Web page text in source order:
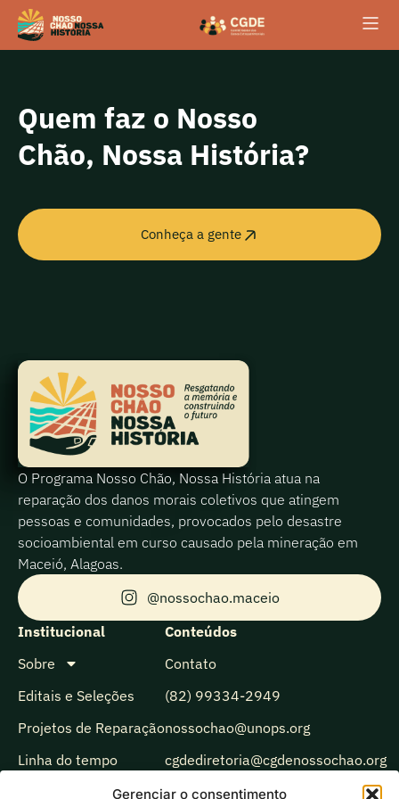
Gerenciar o consentimento
conteúdo
Quem faz o Nosso
Chão, Nossa História?
Conheça a gente
O Programa Nosso Chão, Nossa História atua na
reparação dos danos morais coletivos que atingem
pessoas e comunidades, provocados pelo desastre
socioambiental em curso causado pela mineração em
Maceió, Alagoas.
@nossochao.maceio
Institucional
Sobre
Editais e Seleções
Projetos de Reparação
Linha do tempo
Conteúdos
Contato
(82) 99334-2949
nossochao@unops.org
cgdediretoria@cgdenossochao.org